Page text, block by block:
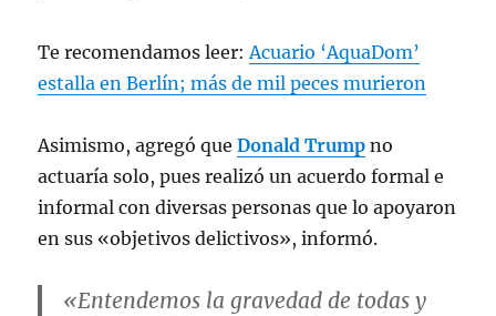
Te recomendamos leer: Acuario ‘AquaDom’
estalla en Berlín; más de mil peces murieron
Asimismo, agregó queDonald Trump no
actuaría solo, pues realizó un acuerdo formal e
informal con diversas personas que lo apoyaron
en sus «objetivos delictivos», informó.
«Entendemos la gravedad de todas y